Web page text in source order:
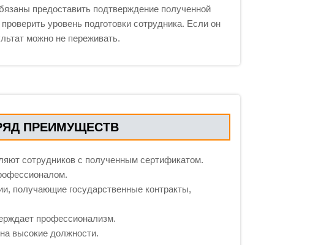
предоставить подтверждение полученной
уровень подготовки сотрудника. Если он
можно не переживать.
ПРЕИМУЩЕСТВ
сотрудников с полученным сертификатом.
получающие государственные контракты,
профессионализм.
высокие должности.